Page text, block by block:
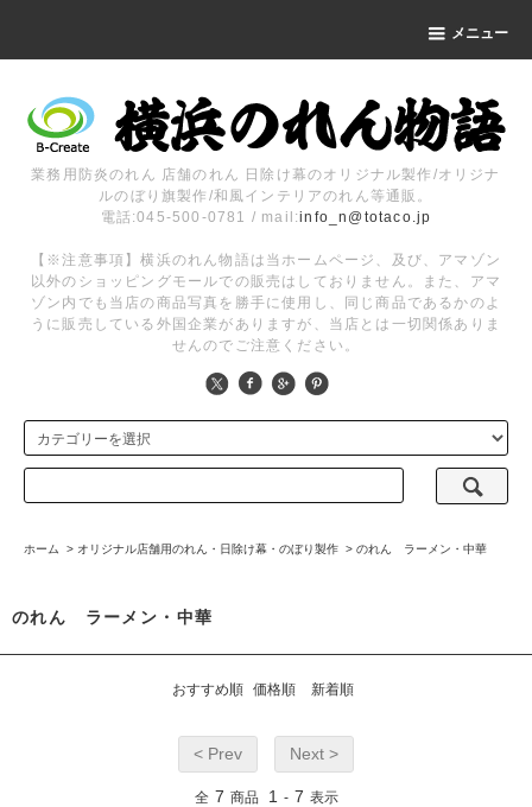
メニュー
業務用防炎のれん 店舗のれん 日除け幕のオリジナル製作/オリジナ
ルのぼり旗製作/和風インテリアのれん等通販。
電話:045-500-0781 / mail:info_n@totaco.jp
【※注意事項】横浜のれん物語は当ホームページ、及び、アマゾン
以外のショッピングモールでの販売はしておりません。また、アマ
ゾン内でも当店の商品写真を勝手に使用し、同じ商品であるかのよ
うに販売している外国企業がありますが、当店とは一切関係ありま
せんのでご注意ください。
ホーム > オリジナル店舗用のれん・日除け幕・のぼり製作 > のれん ラーメン・中華
のれん ラーメン・中華
おすすめ順 価格順 新着順
< Prev Next >
全 7 商品 1 - 7 表示